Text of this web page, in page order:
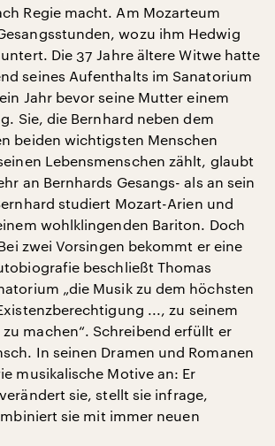
Regie macht. Am Mozarteum
wozu ihm Hedwig
Die 37 Jahre ältere Witwe hatte
seines Aufenthalts im Sanatorium
Jahr bevor seine Mutter einem
Sie, die Bernhard neben dem
beiden wichtigsten Menschen
Lebensmenschen zählt, glaubt
an Bernhards Gesangs- als an sein
studiert Mozart-Arien und
wohlklingenden Bariton. Doch
zwei Vorsingen bekommt er eine
beschließt Thomas
„die Musik zu dem höchsten
..., zu seinem
machen“. Schreibend erfüllt er
In seinen Dramen und Romanen
musikalische Motive an: Er
sie, stellt sie infrage,
sie mit immer neuen